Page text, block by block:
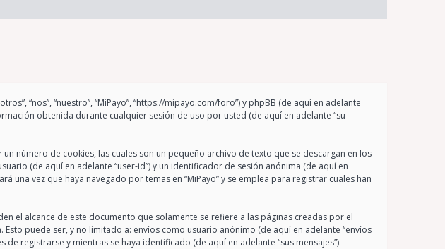
“nos”, “nuestro”, “MiPayo”, “https://mipayo.com/foro”) y phpBB (de aquí en adelante
obtenida durante cualquier sesión de uso por usted (de aquí en adelante “su
número de cookies, las cuales son un pequeño archivo de texto que se descargan en los
(de aquí en adelante “user-id”) y un identificador de sesión anónima (de aquí en
una vez que haya navegado por temas en “MiPayo” y se emplea para registrar cuales han
el alcance de este documento que solamente se refiere a las páginas creadas por el
puede ser, y no limitado a: envíos como usuario anónimo (de aquí en adelante “envíos
de registrarse y mientras se haya identificado (de aquí en adelante “sus mensajes”).